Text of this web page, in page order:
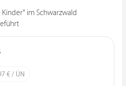
im Schwarzwald
€ / ÜN